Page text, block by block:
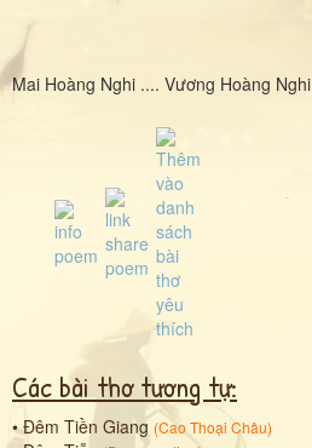
Mai Hoàng Nghi .... Vương Hoàng Nghi
Các bài thơ tương tự:
•Đêm Tiền Giang (Cao Thoại Châu)